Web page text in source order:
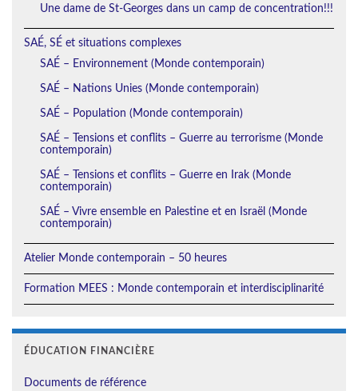
Une dame de St-Georges dans un camp de concentration!!!
SAÉ, SÉ et situations complexes
SAÉ – Environnement (Monde contemporain)
SAÉ – Nations Unies (Monde contemporain)
SAÉ – Population (Monde contemporain)
SAÉ – Tensions et conflits – Guerre au terrorisme (Monde
contemporain)
SAÉ – Tensions et conflits – Guerre en Irak (Monde
contemporain)
SAÉ – Vivre ensemble en Palestine et en Israël (Monde
contemporain)
Atelier Monde contemporain – 50 heures
Formation MEES : Monde contemporain et interdisciplinarité
ÉDUCATION FINANCIÈRE
Documents de référence